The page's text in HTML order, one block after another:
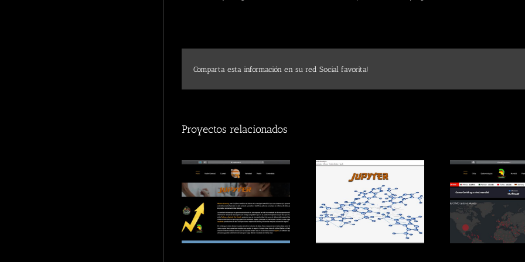
Comparta esta información en su red Social favorita!
Proyectos relacionados
Jupyter COVID19